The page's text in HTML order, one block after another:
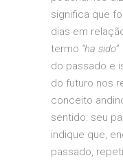
significa que
dias em
termo “ha sido
do passado e
do futuro nos
conceito
sentido: seu
indique que,
passado,